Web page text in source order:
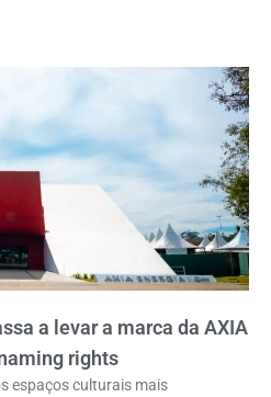
a levar a marca da AXIA
rights
espaços culturais mais